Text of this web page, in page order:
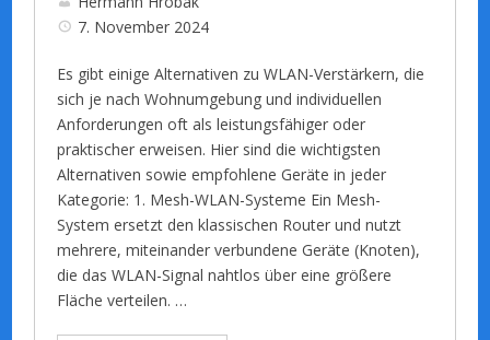
7. November 2024
Es gibt einige Alternativen zu WLAN-Verstärkern, die
sich je nach Wohnumgebung und individuellen
Anforderungen oft als leistungsfähiger oder
praktischer erweisen. Hier sind die wichtigsten
Alternativen sowie empfohlene Geräte in jeder
Kategorie: 1. Mesh-WLAN-Systeme Ein Mesh-
System ersetzt den klassischen Router und nutzt
mehrere, miteinander verbundene Geräte (Knoten),
die das WLAN-Signal nahtlos über eine größere
Fläche verteilen. …